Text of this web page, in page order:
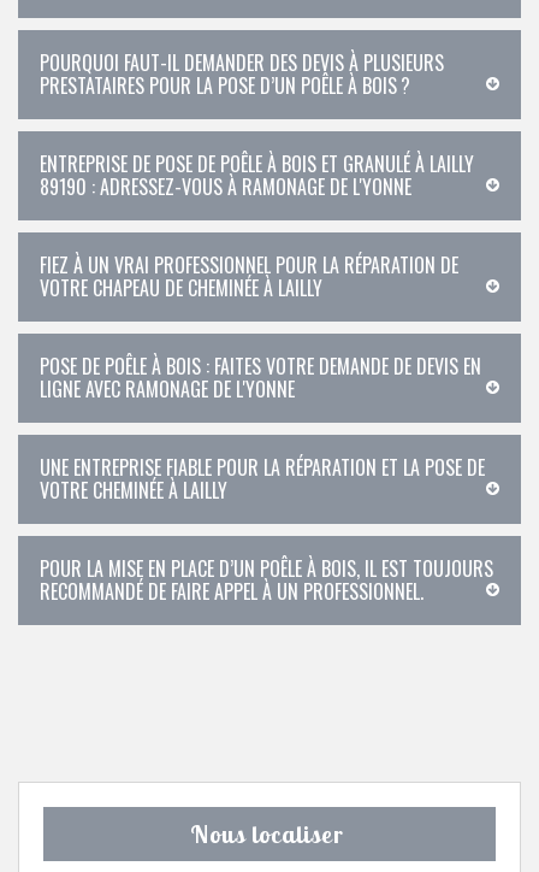
POURQUOI FAUT-IL DEMANDER DES DEVIS À PLUSIEURS
PRESTATAIRES POUR LA POSE D’UN POÊLE À BOIS ?
ENTREPRISE DE POSE DE POÊLE À BOIS ET GRANULÉ À LAILLY
89190 : ADRESSEZ-VOUS À RAMONAGE DE L'YONNE
FIEZ À UN VRAI PROFESSIONNEL POUR LA RÉPARATION DE
VOTRE CHAPEAU DE CHEMINÉE À LAILLY
POSE DE POÊLE À BOIS : FAITES VOTRE DEMANDE DE DEVIS EN
LIGNE AVEC RAMONAGE DE L'YONNE
UNE ENTREPRISE FIABLE POUR LA RÉPARATION ET LA POSE DE
VOTRE CHEMINÉE À LAILLY
POUR LA MISE EN PLACE D’UN POÊLE À BOIS, IL EST TOUJOURS
RECOMMANDÉ DE FAIRE APPEL À UN PROFESSIONNEL.
Nous localiser